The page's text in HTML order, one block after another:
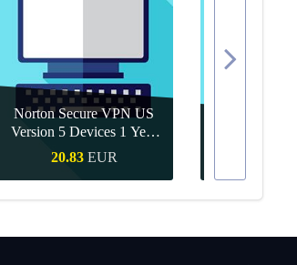
Norton Secure VPN US
Version 5 Devices 1 Year
CD Key
20.83 EUR
Compra rápida Compra